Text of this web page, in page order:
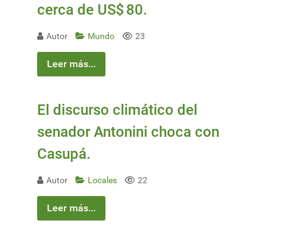
cerca de US$ 80.
Autor Mundo 23
Leer más...
El discurso climático del
senador Antonini choca con
Casupá.
Autor Locales 22
Leer más...